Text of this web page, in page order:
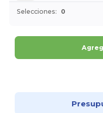
Selecciones: 0